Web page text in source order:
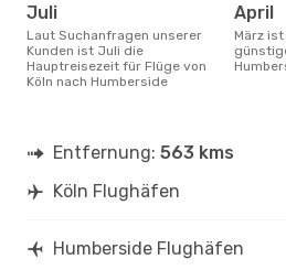
Juli
Laut Suchanfragen unserer
Kunden ist Juli die
Hauptreisezeit für Flüge von
Köln nach Humberside
April
März ist die beste Zeit um
Entfernung: 563 kms
Köln Flughäfen
Humberside Flughäfen